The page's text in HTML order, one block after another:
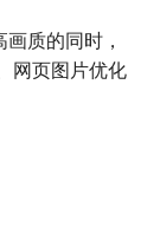
质的同时，
网页图片优化